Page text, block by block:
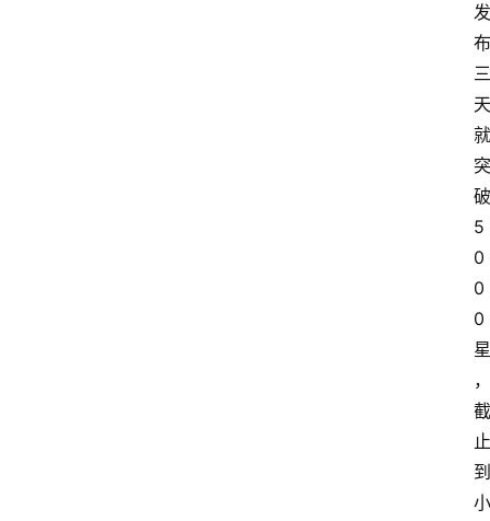
发
布
三
天
就
突
破
5
0
0
0
星
，
截
止
到
小